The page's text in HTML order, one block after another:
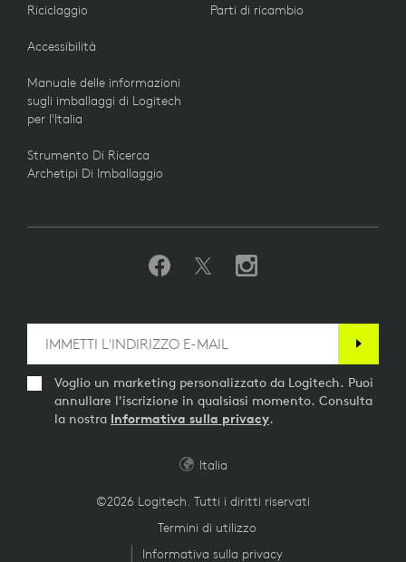
Riciclaggio
Accessibilità
Manuale delle informazioni
sugli imballaggi di Logitech
per l'Italia
Strumento Di Ricerca
Archetipi Di Imballaggio
Parti di ricambio
Voglio un marketing personalizzato da Logitech. Puoi
annullare l'iscrizione in qualsiasi momento. Consulta
la nostra Informativa sulla privacy.
©2026 Logitech. Tutti i diritti riservati
Termini di utilizzo
Informativa sulla privacy
Italia